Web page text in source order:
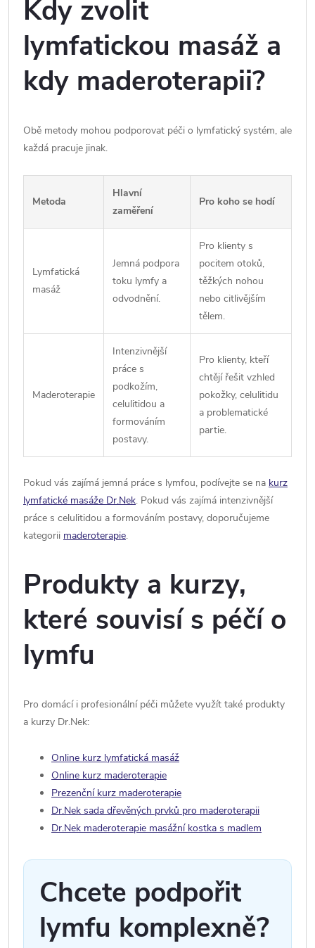
Kdy zvolit
lymfatickou masáž a
kdy maderoterapii?
Obě metody mohou podporovat péči o lymfatický systém, ale
každá pracuje jinak.
Metoda
Hlavní
zaměření
Pro koho se hodí
Lymfatická
masáž
Jemná podpora
toku lymfy a
odvodnění.
Pro klienty s
pocitem otoků,
těžkých nohou
nebo citlivějším
tělem.
Maderoterapie
Intenzivnější
práce s
podkožím,
celulitidou a
formováním
postavy.
Pro klienty, kteří
chtějí řešit vzhled
pokožky, celulitidu
a problematické
partie.
Pokud vás zajímá jemná práce s lymfou, podívejte se na kurz
lymfatické masáže Dr.Nek. Pokud vás zajímá intenzivnější
práce s celulitidou a formováním postavy, doporučujeme
kategorii maderoterapie.
Produkty a kurzy,
které souvisí s péčí o
lymfu
Pro domácí i profesionální péči můžete využít také produkty
a kurzy Dr.Nek:
Online kurz lymfatická masáž
Online kurz maderoterapie
Prezenční kurz maderoterapie
Dr.Nek sada dřevěných prvků pro maderoterapii
Dr.Nek maderoterapie masážní kostka s madlem
Chcete podpořit
lymfu komplexně?